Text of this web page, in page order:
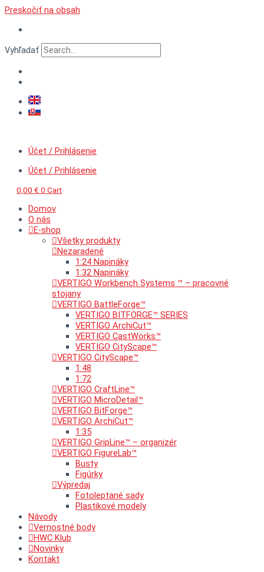
Preskočiť na obsah
Vyhľadať
Účet / Prihlásenie
Účet / Prihlásenie
0,00 € 0 Cart
Domov
O nás
E-shop
Všetky produkty
Nezaradené
1:24 Napináky
1:32 Napináky
VERTIGO Workbench Systems ™ – pracovné
stojany
VERTIGO BattleForge™
VERTIGO BITFORGE™ SERIES
VERTIGO ArchiCut™
VERTIGO CastWorks™
VERTIGO CityScape™
VERTIGO CityScape™
1:48
1:72
VERTIGO CraftLine™
VERTIGO MicroDetail™
VERTIGO BitForge™
VERTIGO ArchiCut™
1:35
VERTIGO GripLine™ – organizér
VERTIGO FigureLab™
Busty
Figúrky
Výpredaj
Fotoleptané sady
Plastikové modely
Návody
Vernostné body
HWC Klub
Novinky
Kontakt